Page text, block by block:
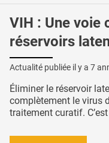
VIH : Une voie
réservoirs
Actualité publiée il y a 7
Éliminer le réservoir
complètement le virus
traitement curatif.